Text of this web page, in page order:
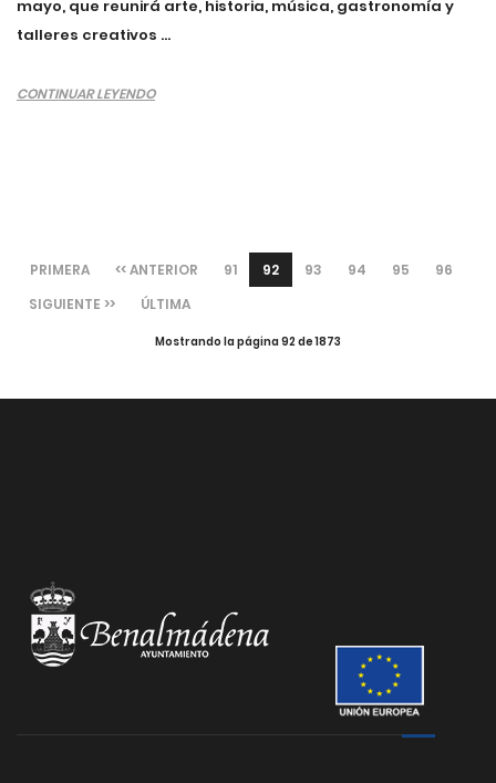
mayo, que reunirá arte, historia, música, gastronomía y
talleres creativos ...
CONTINUAR LEYENDO
PRIMERA << ANTERIOR 91 92 93 94 95
96
SIGUIENTE >>
ÚLTIMA
Mostrando la página 92 de 1873